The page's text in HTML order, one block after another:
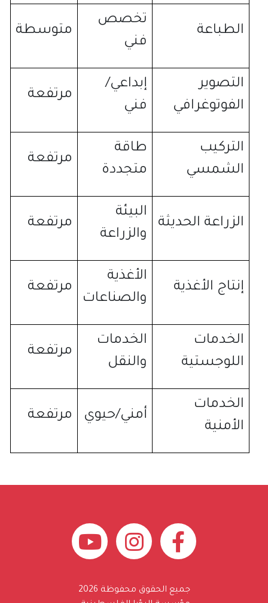
الطباعة
تخصص
فني
متوسطة
التصوير
الفوتوغرافي
إبداعي/
فني
مرتفعة
التركيب
الشمسي
طاقة
متجددة
مرتفعة
الزراعة الحديثة
البيئة
والزراعة
مرتفعة
إنتاج الأغذية
الأغذية
والصناعات
مرتفعة
الخدمات
اللوجستية
الخدمات
والنقل
مرتفعة
الخدمات
الأمنية
أمني/حيوي مرتفعة
جميع الحقوق محفوظة 2026